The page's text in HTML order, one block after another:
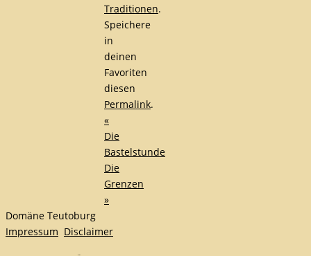
Traditionen.
Speichere
in
deinen
Favoriten
diesen
Permalink.
«
Die
Bastelstunde
Die
Grenzen
»
Domäne Teutoburg
Impressum Disclaimer